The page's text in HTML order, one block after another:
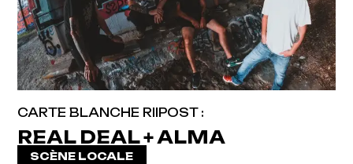
CARTE BLANCHE RIIPOST :
REAL DEAL + ALMA
SCÈNE LOCALE